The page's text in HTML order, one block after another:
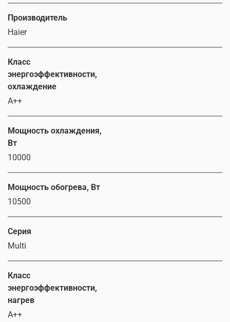
Производитель
Haier
Класс
энергоэффективности,
охлаждение
A++
Мощность охлаждения,
Вт
10000
Мощность обогрева, Вт
10500
Серия
Multi
Класс
энергоэффективности,
нагрев
A++